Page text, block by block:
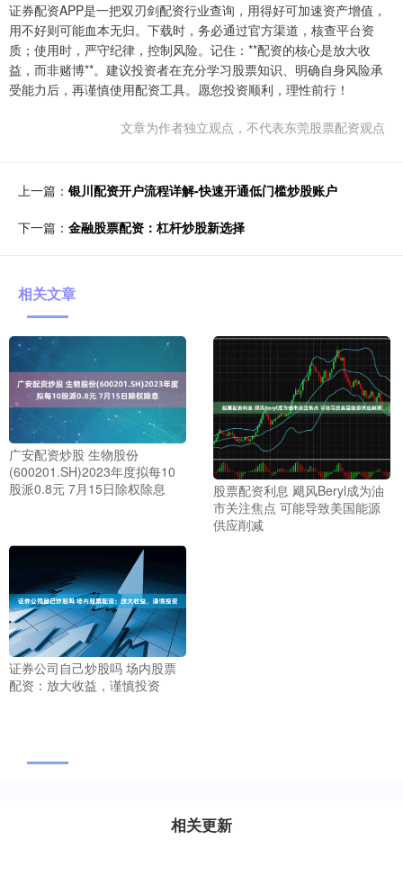
证券配资APP是一把双刃剑配资行业查询，用得好可加速资产增值，
用不好则可能血本无归。下载时，务必通过官方渠道，核查平台资
质；使用时，严守纪律，控制风险。记住：**配资的核心是放大收
益，而非赌博**。建议投资者在充分学习股票知识、明确自身风险承
受能力后，再谨慎使用配资工具。愿您投资顺利，理性前行！
文章为作者独立观点，不代表东莞股票配资观点
上一篇： 银川配资开户流程详解-快速开通低门槛炒股账户
下一篇： 金融股票配资：杠杆炒股新选择
相关文章
广安配资炒股 生物股份
(600201.SH)2023年度拟每10
股派0.8元 7月15日除权除息
股票配资利息 飓风Beryl成为油
市关注焦点 可能导致美国能源
供应削减
证券公司自己炒股吗 场内股票
配资：放大收益，谨慎投资
相关更新